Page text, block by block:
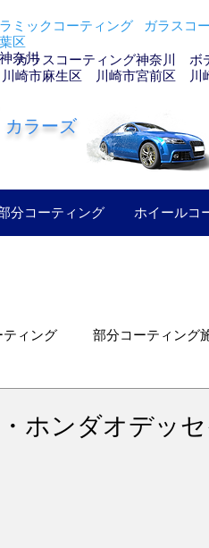
ミックコーティング ガラス
区
奈川
ガラスコーティング神奈川
崎市麻生区 川崎市宮前区 川
カラーズ
分コーティング ホイールコ
ティング 部分コーティング
ホンダオデッ